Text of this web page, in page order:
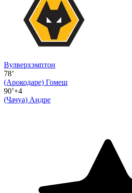
Вулверхэмптон
78’
(Арокодаре) Гомеш
90’+4
(Чачуа) Андре